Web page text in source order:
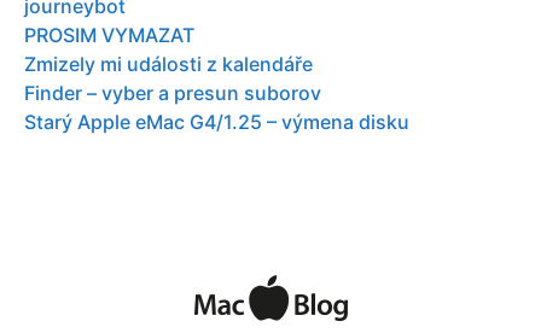
journeybot
PROSIM VYMAZAT
Zmizely mi události z kalendáře
Finder – vyber a presun suborov
Starý Apple eMac G4/1.25 – výmena disku